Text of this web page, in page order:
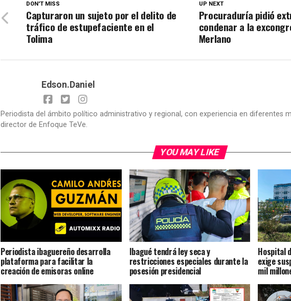
UP NEXT
Procuraduría pidió
condenar a la
Merlano
DON'T MISS
Capturaron un sujeto por el delito de
tráfico de estupefaciente en el
Tolima
Edson.Daniel
Periodista del ámbito político administrativo y regional, con experiencia en diferentes
director de Enfoque TeVe.
YOU MAY LIKE
Periodista ibaguereño desarrolla
plataforma para facilitar la
creación de emisoras online
Ibagué tendrá ley seca y
restricciones especiales durante la
posesión presidencial
Hospital
exige
mil